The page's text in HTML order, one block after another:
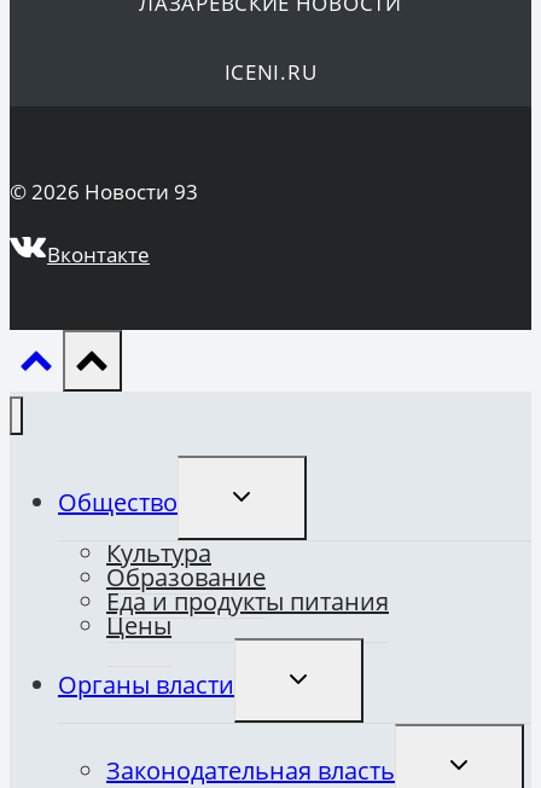
ICENI.RU
© 2026 Новости 93
Вконтакте
Общество
ПЕРЕКЛЮЧИТЬ
ДОЧЕРНЕЕ
Культура
Образование
Еда и продукты питания
Цены
Органы власти
ПЕРЕКЛЮЧИТЬ
ДОЧЕРНЕЕ
Законодательная власть